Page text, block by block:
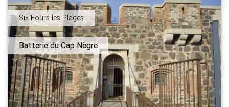
Six-Fours-les-Plages
Batterie du Cap Nègre